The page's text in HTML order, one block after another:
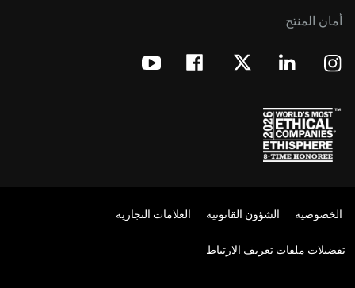
أمان المنتج
الخصوصية الشؤون القانونية العلامات التجارية
تفضيلات ملفات تعريف الارتباط